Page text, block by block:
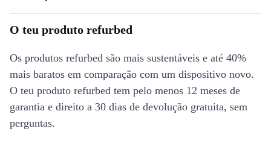
O teu produto refurbed
Os produtos refurbed são mais sustentáveis e até 40%
mais baratos em comparação com um dispositivo novo.
O teu produto refurbed tem pelo menos 12 meses de
garantia e direito a 30 dias de devolução gratuita, sem
perguntas.